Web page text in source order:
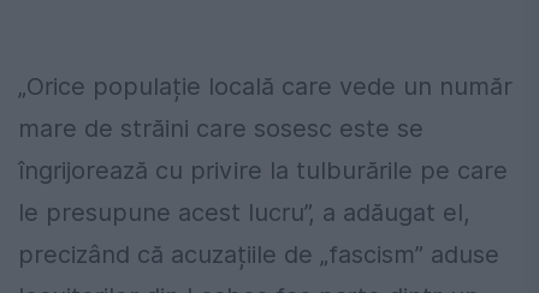
„Orice populație locală care vede un număr
mare de străini care sosesc este se
îngrijorează cu privire la tulburările pe care
le presupune acest lucru”, a adăugat el,
precizând că acuzațiile de „fascism” aduse